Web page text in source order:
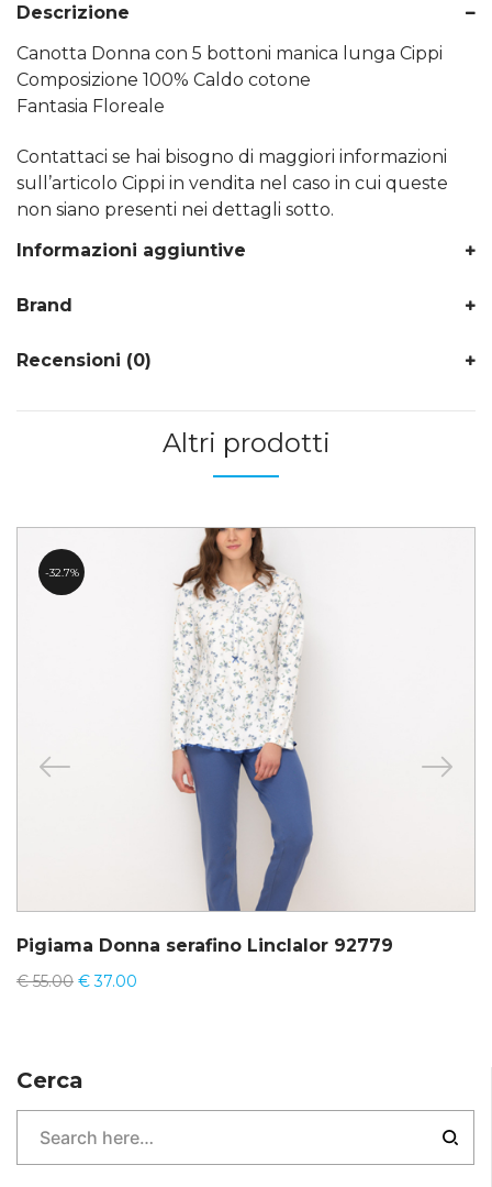
Descrizione
Canotta Donna con 5 bottoni manica lunga Cippi
Composizione 100% Caldo cotone
Fantasia Floreale
Contattaci se hai bisogno di maggiori informazioni
sull’articolo Cippi in vendita nel caso in cui queste
non siano presenti nei dettagli sotto.
Informazioni aggiuntive
Brand
Recensioni (0)
Altri prodotti
32.7%
Pigiama Donna serafino Linclalor 92779
€55.00 €37.00
Cerca